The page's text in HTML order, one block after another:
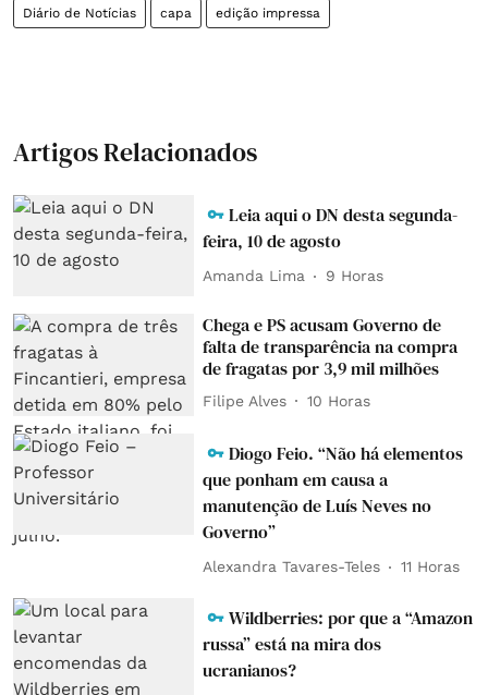
Diário de Notícias capa edição impressa
Artigos Relacionados
Leia aqui o DN desta segunda-
feira, 10 de agosto
Amanda Lima 9 Horas
Chega e PS acusam Governo de
falta de transparência na compra
de fragatas por 3,9 mil milhões
Filipe Alves 10 Horas
Diogo Feio. “Não há elementos
que ponham em causa a
manutenção de Luís Neves no
Governo”
Alexandra Tavares-Teles 11 Horas
Wildberries: por que a “Amazon
russa” está na mira dos
ucranianos?